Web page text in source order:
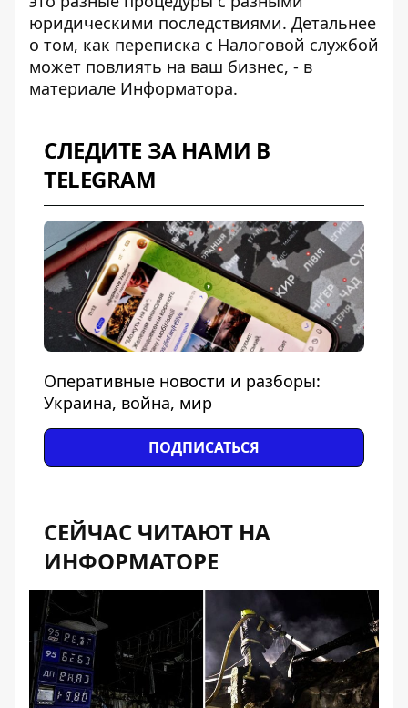
юридическими последствиями. Детальнее
о том, как переписка с Налоговой службой
может повлиять на ваш бизнес, - в
материале Информатора.
СЛЕДИТЕ ЗА НАМИ В
TELEGRAM
Оперативные новости и разборы:
Украина, война, мир
ПОДПИСАТЬСЯ
СЕЙЧАС ЧИТАЮТ НА
ИНФОРМАТОРЕ